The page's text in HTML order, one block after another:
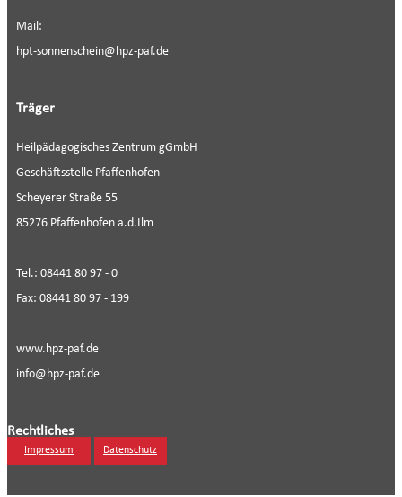
Mail:
hpt-sonnenschein@hpz-paf.de
Träger
Heilpädagogisches Zentrum gGmbH
Geschäftsstelle Pfaffenhofen
Scheyerer Straße 55
85276 Pfaffenhofen a.d.Ilm
Tel.: 08441 80 97 - 0
Fax: 08441 80 97 - 199
www.hpz-paf.de
info@hpz-paf.de
Rechtliches
Impressum Datenschutz